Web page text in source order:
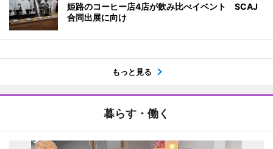
姫路のコーヒー店4店が飲み比べイベント SCAJ
合同出展に向け
もっと見る
暮らす・働く